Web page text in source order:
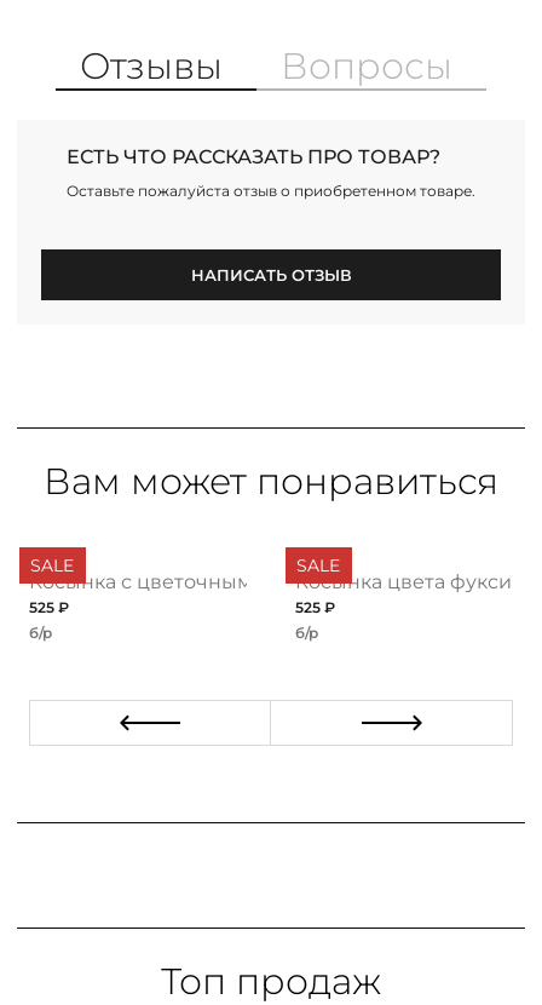
Отзывы Вопросы
ЕСТЬ ЧТО РАССКАЗАТЬ ПРО ТОВАР?
Оставьте пожалуйста отзыв о приобретенном товаре.
НАПИСАТЬ ОТЗЫВ
Вам может понравиться
SALE
Косынка с цветочным принтом
525 ₽
б/р
SALE
Косынка цвета фуксии
525 ₽
б/р
Топ продаж